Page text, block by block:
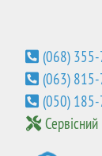
(068)
(063)
(050)